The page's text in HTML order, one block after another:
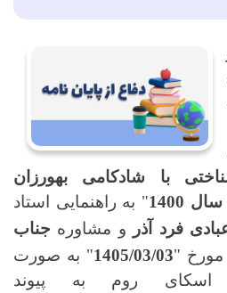
با شادکامی بهورزان
1400
" به راهنمایی استاد
فرد آذر و مشاوره جناب
مورخ "1405/03/03" به صورت
روم به پیوند